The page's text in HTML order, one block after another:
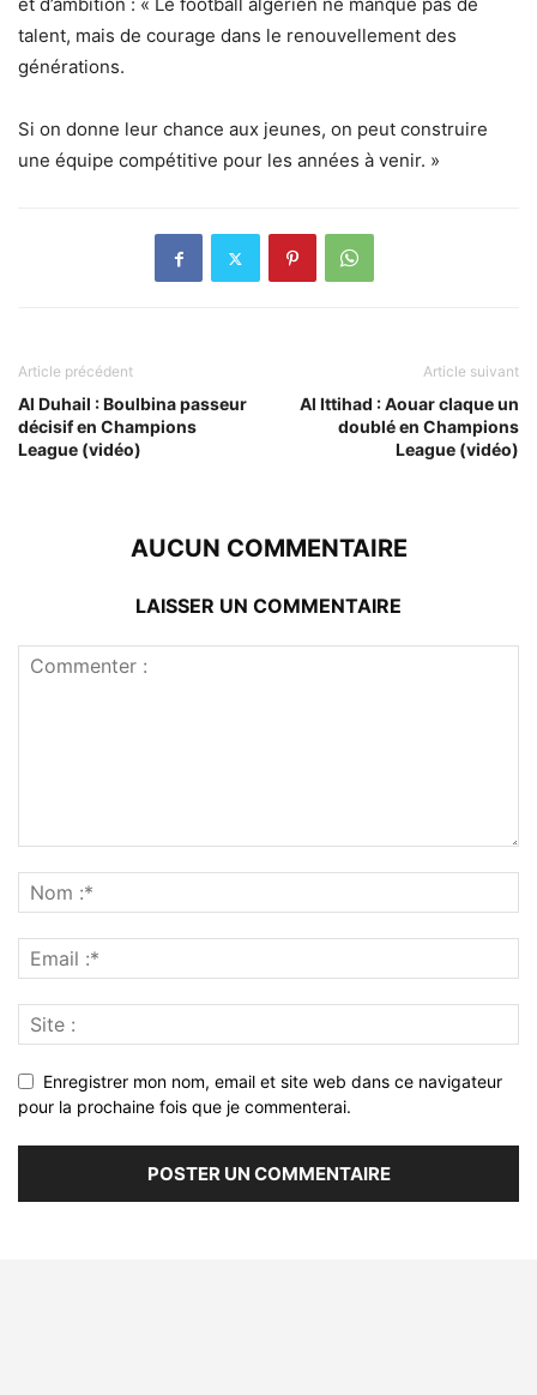
et d’ambition : « Le football algérien ne manque pas de
talent, mais de courage dans le renouvellement des
générations.
Si on donne leur chance aux jeunes, on peut construire
une équipe compétitive pour les années à venir. »
Article précédent
Al Duhail : Boulbina passeur
décisif en Champions
League (vidéo)
Article suivant
Al Ittihad : Aouar claque un
doublé en Champions
League (vidéo)
AUCUN COMMENTAIRE
LAISSER UN COMMENTAIRE
Enregistrer mon nom, email et site web dans ce navigateur
pour la prochaine fois que je commenterai.